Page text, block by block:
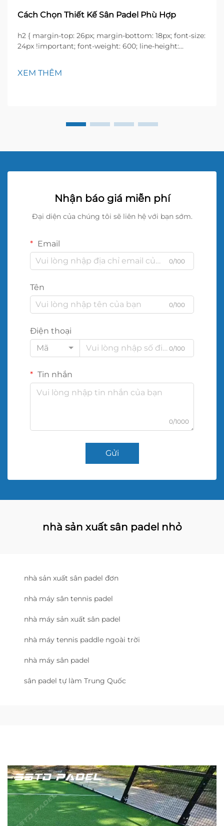
Cách Chọn Thiết Kế Sân Padel Phù Hợp
h2 { margin-top: 26px; margin-bottom: 18px; font-size:
24px !important; font-weight: 600; line-height:
font-size: 20px !important; font-weight: 600; line-
height: ...}
XEM THÊM
Nhận báo giá miễn phí
Đại diện của chúng tôi sẽ liên hệ với bạn sớm.
Email
0/100
Tên
0/100
Điện thoại
Mã
0/100
Tin nhắn
0/1000
Gửi
nhà sản xuất sân padel nhỏ
nhà sản xuất sân padel đơn
nhà máy sân tennis padel
nhà máy sản xuất sân padel
nhà máy tennis paddle ngoài trời
nhà máy sân padel
sân padel tự làm Trung Quốc